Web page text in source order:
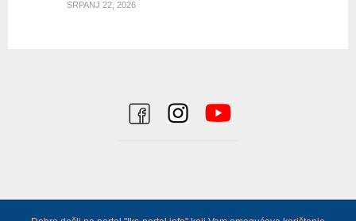
SRPANJ 22, 2026